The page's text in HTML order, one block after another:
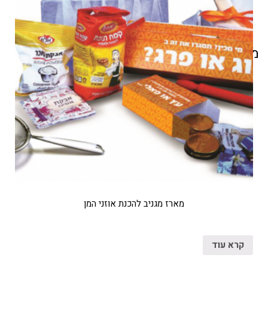
מוצרים קשורים
מארז מגניב להכנת אוזני המן
קרא עוד